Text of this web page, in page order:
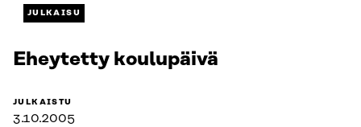
JULKAISU
Eheytetty koulupäivä
JULKAISTU
3.10.2005